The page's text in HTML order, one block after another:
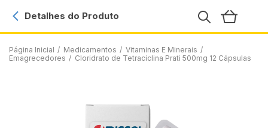
Página Inicial / Medicamentos / Vitaminas E Minerais /
Emagrecedores / Cloridrato de Tetraciclina Prati 500mg 12 Cápsulas
Detalhes do Produto